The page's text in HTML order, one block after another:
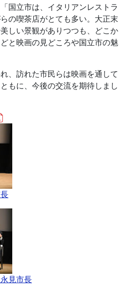
国立市は、イタリアンレストラ
の喫茶店がとても多い。大正末
しい景観がありつつも、どこか
と映画の見どころや国立市の魅
、訪れた市民らは映画を通して
もに、今後の交流を期待しまし
見市長